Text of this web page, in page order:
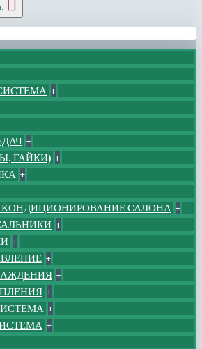
+
+
ГАЙКИ) +
+
КОНДИЦИОНИРОВАНИЕ САЛОНА +
+
+
+
+
+
+
+